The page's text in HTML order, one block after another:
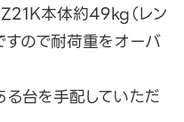
本体約49kg（レン
すので耐荷重をオーバ
る台を手配していただ